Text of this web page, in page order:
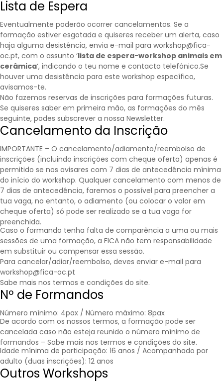
Lista de Espera
Eventualmente poderão ocorrer cancelamentos. Se a
formação estiver esgotada e quiseres receber um alerta, caso
haja alguma desistência, envia e-mail para workshop@fica-
oc.pt, com o assunto ‘lista de espera-workshop animais em
cerâmica‘, indicando o teu nome e contacto telefónico.Se
houver uma desistência para este workshop específico,
avisamos-te.
Não fazemos reservas de inscrições para formações futuras.
Se quiseres saber em primeira mão, as formações do mês
seguinte, podes subscrever a nossa Newsletter.
Cancelamento da Inscrição
IMPORTANTE – O cancelamento/adiamento/reembolso de
inscrições (incluindo inscrições com cheque oferta) apenas é
permitido se nos avisares com 7 dias de antecedência mínima
do início do workshop. Qualquer cancelamento com menos de
7 dias de antecedência, faremos o possível para preencher a
tua vaga, no entanto, o adiamento (ou colocar o valor em
cheque oferta) só pode ser realizado se a tua vaga for
preenchida.
Caso o formando tenha falta de comparência a uma ou mais
sessões de uma formação, a FICA não tem responsabilidade
em substituir ou compensar essa sessão.
Para cancelar/adiar/reembolso, deves enviar e-mail para
workshop@fica-oc.pt
Sabe mais nos termos e condições do site.
Nº de Formandos
Número mínimo: 4pax / Número máximo: 8pax
De acordo com os nossos termos, a formação pode ser
cancelada caso não esteja reunido o número mínimo de
formandos – Sabe mais nos termos e condições do site.
Idade mínima de participação: 16 anos / Acompanhado por
adulto (duas inscrições): 12 anos
Outros Workshops